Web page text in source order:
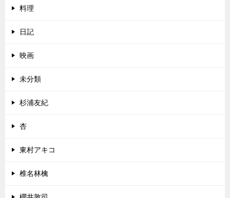
料理
日記
映画
未分類
杉浦友紀
杏
東村アキコ
椎名林檎